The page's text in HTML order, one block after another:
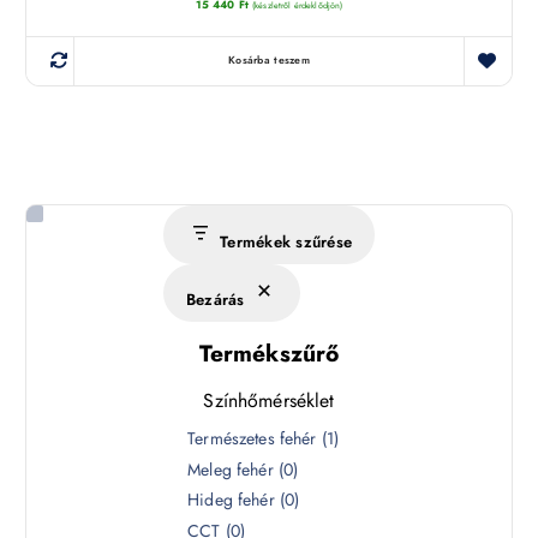
15 440 Ft (készletről érdeklődjön)
Kosárba teszem
Termékek szűrése
Bezárás
Termékszűrő
Színhőmérséklet
Természetes fehér (1)
Meleg fehér (0)
Hideg fehér (0)
CCT (0)